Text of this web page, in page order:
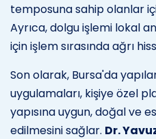
temposuna sahip olanlar
Ayrıca, dolgu işlemi lokal
için işlem sırasında ağrı
Son olarak, Bursa'da
uygulamaları, kişiye özel
yapısına uygun, doğal ve
edilmesini sağlar. Dr.